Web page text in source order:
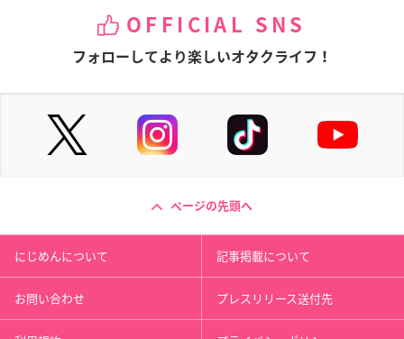
OFFICIAL SNS
フォローしてより楽しいオタクライフ！
ページの先頭へ
にじめんについて 記事掲載について
お問い合わせ プレスリリース送付先